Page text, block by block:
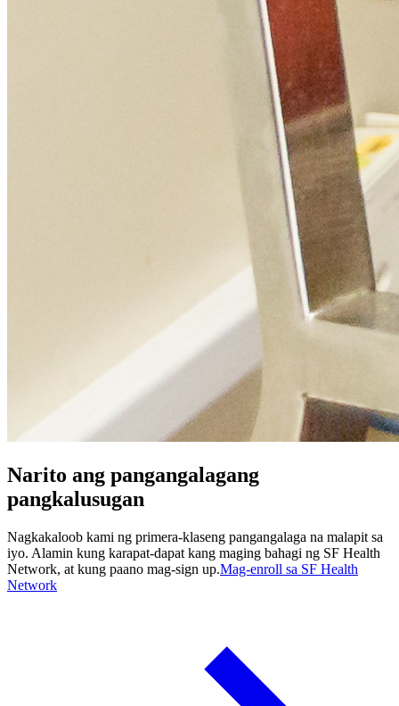
Narito ang pangangalagang
pangkalusugan
Nagkakaloob kami ng primera-klaseng pangangalaga na malapit sa
iyo. Alamin kung karapat-dapat kang maging bahagi ng SF Health
Network, at kung paano mag-sign up.Mag-enroll sa SF Health
Network